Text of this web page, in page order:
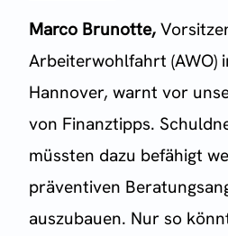
Marco Brunotte,
Arbeiterwohlfahrt (AWO)
Hannover, warnt vor
von Finanztipps.
müssten dazu befähigt
präventiven
auszubauen. Nur so